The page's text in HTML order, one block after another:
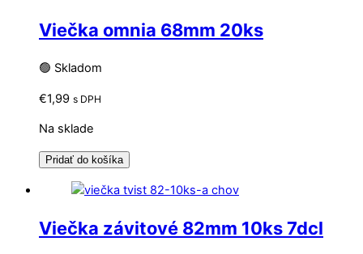
Viečka omnia 68mm 20ks
🟢 Skladom
€1,99 s DPH
Na sklade
Pridať do košíka
Viečka závitové 82mm 10ks 7dcl